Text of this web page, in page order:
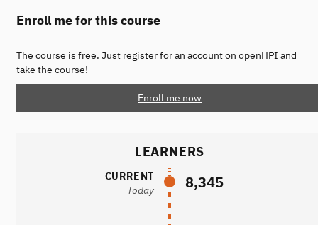
Enroll me for this course
The course is free. Just register for an account on openHPI and
take the course!
Enroll me now
LEARNERS
CURRENT
Today
8,345